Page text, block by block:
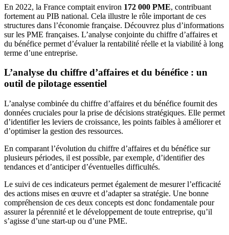
En 2022, la France comptait environ 172 000 PME, contribuant
fortement au PIB national. Cela illustre le rôle important de ces
structures dans l’économie française. Découvrez plus d’informations
sur les PME françaises. L’analyse conjointe du chiffre d’affaires et
du bénéfice permet d’évaluer la rentabilité réelle et la viabilité à long
terme d’une entreprise.
L’analyse du chiffre d’affaires et du bénéfice : un
outil de pilotage essentiel
L’analyse combinée du chiffre d’affaires et du bénéfice fournit des
données cruciales pour la prise de décisions stratégiques. Elle permet
d’identifier les leviers de croissance, les points faibles à améliorer et
d’optimiser la gestion des ressources.
En comparant l’évolution du chiffre d’affaires et du bénéfice sur
plusieurs périodes, il est possible, par exemple, d’identifier des
tendances et d’anticiper d’éventuelles difficultés.
Le suivi de ces indicateurs permet également de mesurer l’efficacité
des actions mises en œuvre et d’adapter sa stratégie. Une bonne
compréhension de ces deux concepts est donc fondamentale pour
assurer la pérennité et le développement de toute entreprise, qu’il
s’agisse d’une start-up ou d’une PME.